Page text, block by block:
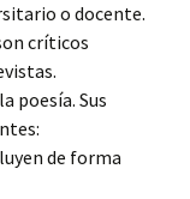
o docente.
críticos
poesía. Sus
de forma